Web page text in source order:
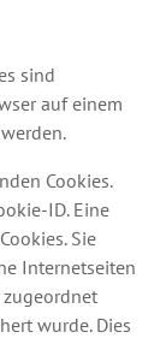
sind
auf einem
Cookies.
ID. Eine
Sie
Internetseiten
wurde. Dies